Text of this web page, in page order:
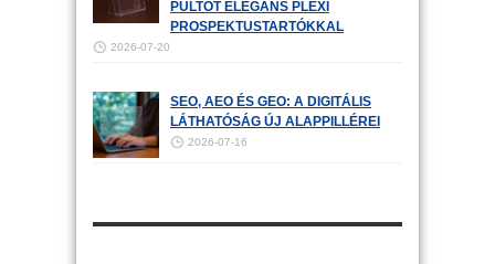
PULTOT ELEGÁNS PLEXI
PROSPEKTUSTARTÓKKAL
2026-07-20
SEO, AEO ÉS GEO: A DIGITÁLIS
LÁTHATÓSÁG ÚJ ALAPPILLÉREI
2026-07-16